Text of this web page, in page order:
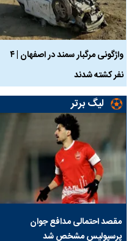
واژگونی مرگبار سمند در اصفهان | ۴
نفر کشته شدند
لیگ برتر
مقصد احتمالی مدافع جوان
پرسپولیس مشخص شد